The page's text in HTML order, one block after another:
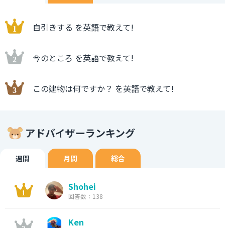
自引きする を英語で教えて!
今のところ を英語で教えて!
この建物は何ですか？ を英語で教えて!
アドバイザーランキング
週間 月間 総合
Shohei
回答数：138
Ken